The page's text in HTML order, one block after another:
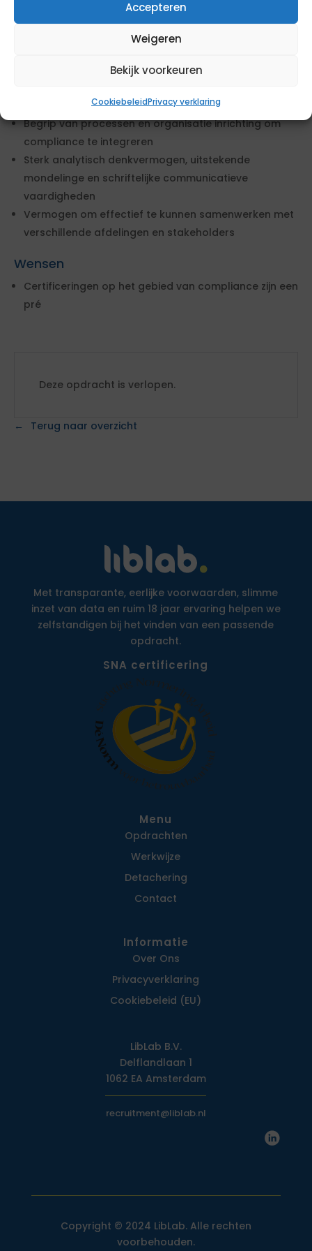
Accepteren
Weigeren
Bekijk voorkeuren
CookiebeleidPrivacy verklaring
bedrijfskunde of Compliance
Minimaal 3 jaar relevante werkervaring
Begrip van processen en organisatie inrichting om
compliance te integreren
Sterk analytisch denkvermogen, uitstekende
mondelinge en schriftelijke communicatieve
vaardigheden
Vermogen om effectief te kunnen samenwerken met
verschillende afdelingen en stakeholders
Wensen
Certificeringen op het gebied van compliance zijn een
pré
Deze opdracht is verlopen.
Terug naar overzicht
Met transparante, eerlijke voorwaarden, slimme
inzet van data en ruim 18 jaar ervaring helpen we
zelfstandigen bij het vinden van een passende
opdracht.
SNA certificering
Menu
Opdrachten
Werkwijze
Detachering
Contact
Informatie
Over Ons
Privacy­verklaring
Cookiebeleid (EU)
LibLab B.V.
Delflandlaan 1
1062 EA Amsterdam
recruitment@liblab.nl
Copyright © 2024 LibLab. Alle rechten
voorbehouden.